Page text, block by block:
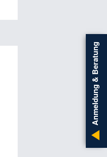
Anmeldung & Beratung